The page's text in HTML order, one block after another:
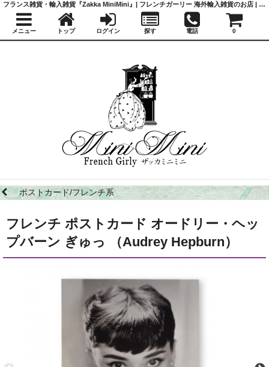
ポストカード/フレンチ系
フレンチ ポストカード オードリー・ヘッ
プバーン ぎゅっ （Audrey Hepburn）
フランス雑貨・輸入雑貨『Zakka MiniMini』| フレンチガーリー 海外輸入雑貨のお店 | かわいい雑貨 | 蚤の市 | アンティーク
メニュー トップ ログイン 探す 電話 0